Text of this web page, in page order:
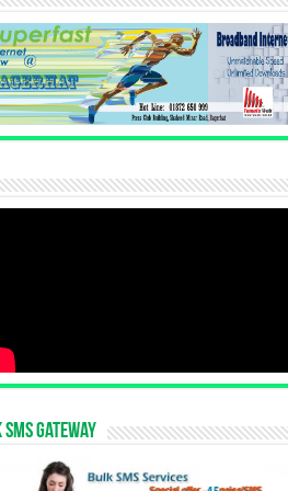
Gateway